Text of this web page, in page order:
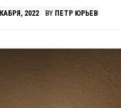
2022 BY ПЕТР ЮРЬЕВ